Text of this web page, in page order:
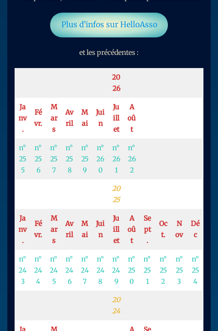
Plus d’infos sur HelloAsso
et les précédentes :
20
26
Ja
nv
.
Fé
vr.
M
ar
s
Av
ril
M
ai
Jui
n
Ju
ill
et
A
oû
t
n°
25
5
n°
25
6
n°
25
7
n°
25
8
n°
25
9
n°
26
0
n°
26
1
n°
26
2
20
25
Ja
nv
.
Fé
vr.
M
ar
s
Av
ril
M
ai
Jui
n
Ju
ill
et
A
oû
t
Se
pt
.
Oc
t.
N
ov
Dé
c
n°
24
3
n°
24
4
n°
24
5
n°
24
6
n°
24
7
n°
24
8
n°
24
9
n°
25
0
n°
25
1
n°
25
2
n°
25
3
n°
25
4
20
24